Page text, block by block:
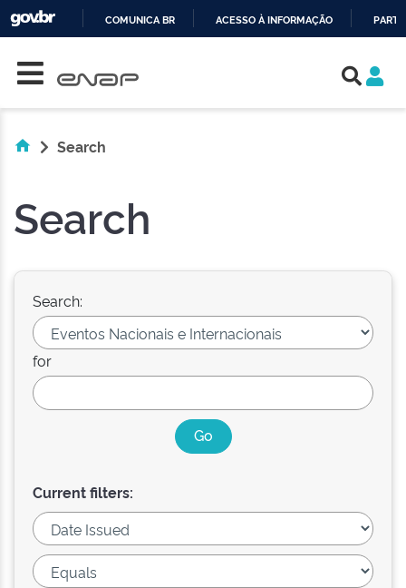
COMUNICA BR ACESSO À INFORMAÇÃO
Search
Search
Search:
for
Current filters: